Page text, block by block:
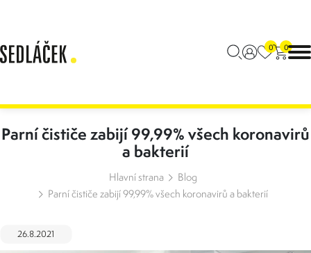
0 0
Parní čističe zabijí 99,99% všech koronavirů
a bakterií
Hlavní strana
Blog
Parní čističe zabijí 99,99% všech koronavirů a bakterií
26.8.2021